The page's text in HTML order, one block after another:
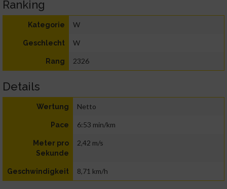
Ranking
Kategorie W
Geschlecht W
Rang 2326
Details
Wertung Netto
Pace 6:53 min/km
Meter pro
Sekunde
2,42 m/s
Geschwindigkeit 8,71 km/h